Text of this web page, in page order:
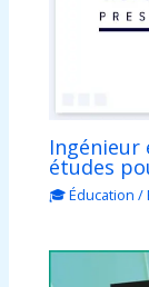
Ingénieur
études
🎓 Éducation /